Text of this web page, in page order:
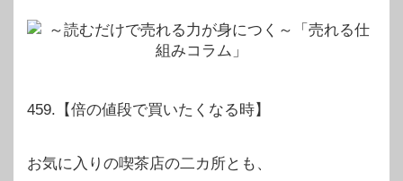
459.【倍の値段で買いたくなる時】
お気に入りの喫茶店の二カ所とも、